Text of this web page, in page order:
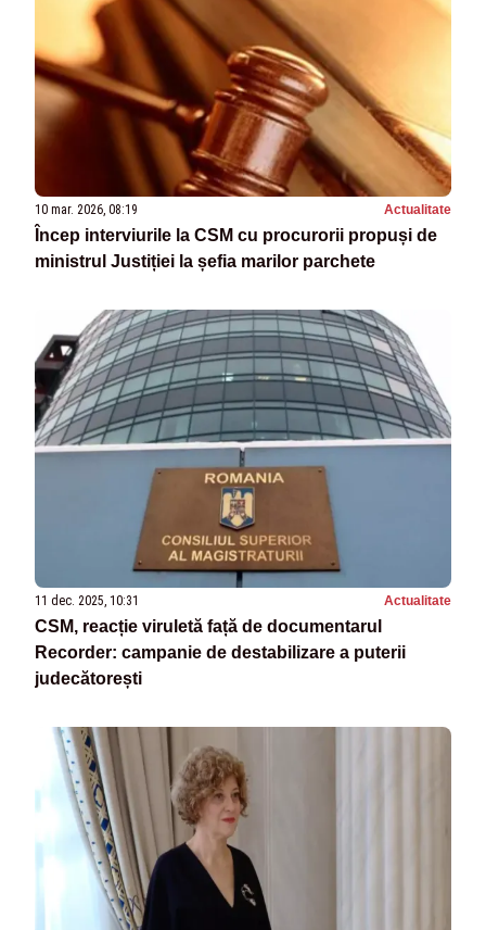
10 mar. 2026, 08:19 Actualitate
Încep interviurile la CSM cu procurorii propuși de
ministrul Justiției la șefia marilor parchete
11 dec. 2025, 10:31 Actualitate
CSM, reacție viruletă față de documentarul
Recorder: campanie de destabilizare a puterii
judecătorești